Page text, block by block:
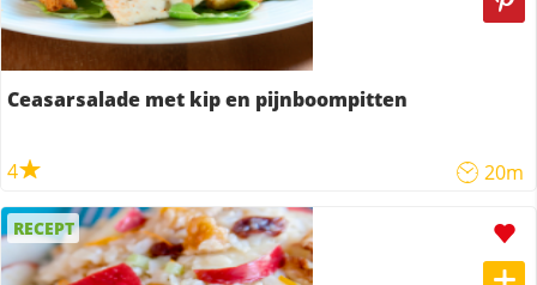
Ceasarsalade met kip en pijnboompitten
4 20m
RECEPT